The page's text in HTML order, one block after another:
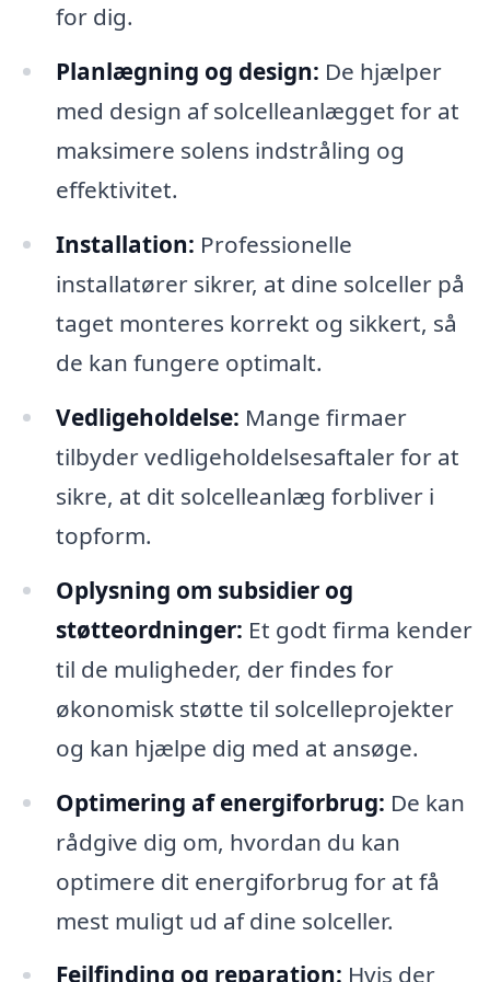
for dig.
Planlægning og design: De hjælper
med design af solcelleanlægget for at
maksimere solens indstråling og
effektivitet.
Installation: Professionelle
installatører sikrer, at dine solceller på
taget monteres korrekt og sikkert, så
de kan fungere optimalt.
Vedligeholdelse: Mange firmaer
tilbyder vedligeholdelsesaftaler for at
sikre, at dit solcelleanlæg forbliver i
topform.
Oplysning om subsidier og
støtteordninger: Et godt firma kender
til de muligheder, der findes for
økonomisk støtte til solcelleprojekter
og kan hjælpe dig med at ansøge.
Optimering af energiforbrug: De kan
rådgive dig om, hvordan du kan
optimere dit energiforbrug for at få
mest muligt ud af dine solceller.
Fejlfinding og reparation: Hvis der